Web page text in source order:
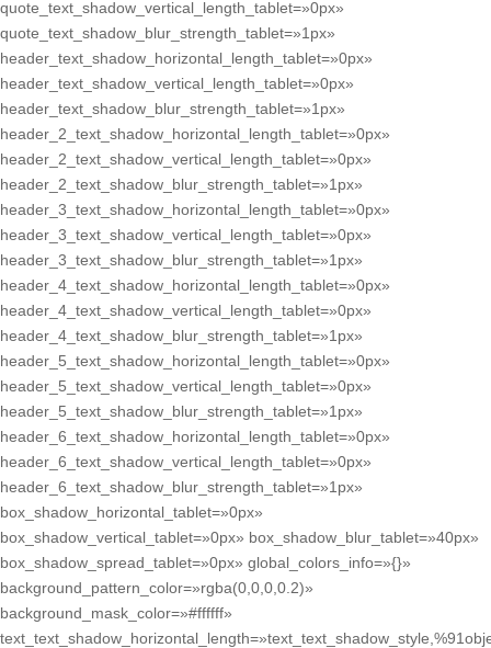
quote_text_shadow_vertical_length_tablet=»0px»
quote_text_shadow_blur_strength_tablet=»1px»
header_text_shadow_horizontal_length_tablet=»0px»
header_text_shadow_vertical_length_tablet=»0px»
header_text_shadow_blur_strength_tablet=»1px»
header_2_text_shadow_horizontal_length_tablet=»0px»
header_2_text_shadow_vertical_length_tablet=»0px»
header_2_text_shadow_blur_strength_tablet=»1px»
header_3_text_shadow_horizontal_length_tablet=»0px»
header_3_text_shadow_vertical_length_tablet=»0px»
header_3_text_shadow_blur_strength_tablet=»1px»
header_4_text_shadow_horizontal_length_tablet=»0px»
header_4_text_shadow_vertical_length_tablet=»0px»
header_4_text_shadow_blur_strength_tablet=»1px»
header_5_text_shadow_horizontal_length_tablet=»0px»
header_5_text_shadow_vertical_length_tablet=»0px»
header_5_text_shadow_blur_strength_tablet=»1px»
header_6_text_shadow_horizontal_length_tablet=»0px»
header_6_text_shadow_vertical_length_tablet=»0px»
header_6_text_shadow_blur_strength_tablet=»1px»
box_shadow_horizontal_tablet=»0px»
box_shadow_vertical_tablet=»0px» box_shadow_blur_tablet=»40px»
box_shadow_spread_tablet=»0px» global_colors_info=»{}»
background_pattern_color=»rgba(0,0,0,0.2)»
background_mask_color=»#ffffff»